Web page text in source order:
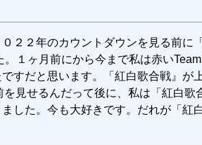
２２年のカウントダウンを見る前に
１ヶ月前にから今まで私は赤い
すだと思います。「紅白歌合戦』が
見せるんだって後に、私は「紅白
した。今も大好きです。だれが「紅